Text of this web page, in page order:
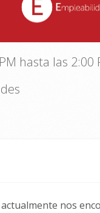
hasta las 2:00
nos